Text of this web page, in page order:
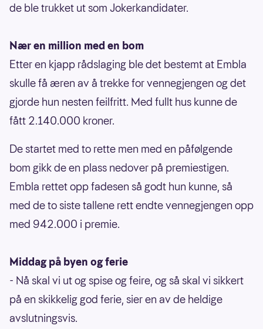
de ble trukket ut som Jokerkandidater.
Nær en million med en bom
Etter en kjapp rådslaging ble det bestemt at Embla
skulle få æren av å trekke for vennegjengen og det
gjorde hun nesten feilfritt. Med fullt hus kunne de
fått 2.140.000 kroner.
De startet med to rette men med en påfølgende
bom gikk de en plass nedover på premiestigen.
Embla rettet opp fadesen så godt hun kunne, så
med de to siste tallene rett endte vennegjengen opp
med 942.000 i premie.
Middag på byen og ferie
- Nå skal vi ut og spise og feire, og så skal vi sikkert
på en skikkelig god ferie, sier en av de heldige
avslutningsvis.